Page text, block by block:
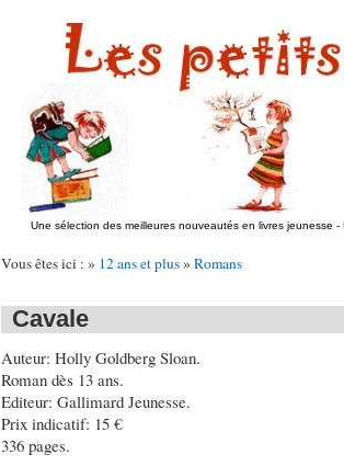
Une sélection des meilleures nouveautés en livres jeunesse -
Vous êtes ici : » 12 ans et plus» Romans
Cavale
Auteur: Holly Goldberg Sloan.
Roman dès 13 ans.
Editeur: Gallimard Jeunesse.
Prix indicatif: 15 €
336 pages.